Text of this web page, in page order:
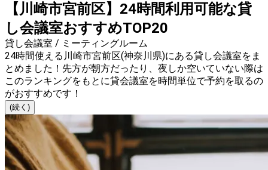
【川崎市宮前区】24時間利用可能な貸
し会議室おすすめTOP20
貸し会議室 / ミーティングルーム
24時間使える川崎市宮前区(神奈川県)にある貸し会議室をま
とめました！先方が朝方だったり、夜しか空いていない際は
このランキングをもとに貸会議室を時間単位で予約を取るの
がおすすめです！
(続く)